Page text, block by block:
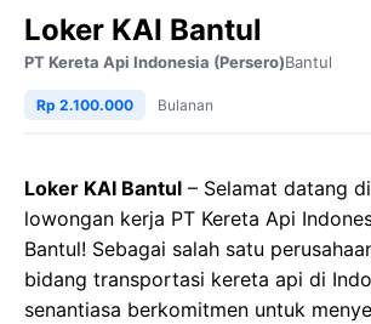
Loker KAI Bantul
PT Kereta Api Indonesia (Persero)Bantul
Rp 2.100.000 Bulanan
Loker KAI Bantul – Selamat datang
lowongan kerja PT Kereta Api
Bantul! Sebagai salah satu
bidang transportasi kereta api di
senantiasa berkomitmen untuk